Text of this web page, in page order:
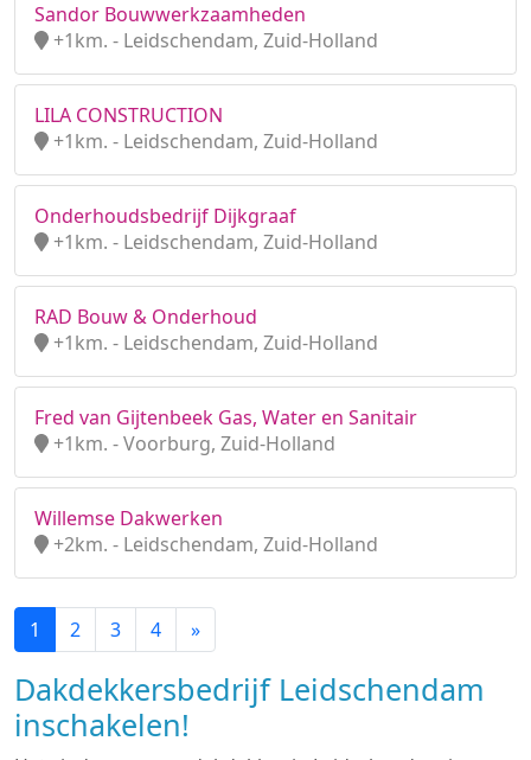
Sandor Bouwwerkzaamheden
+1km. - Leidschendam, Zuid-Holland
LILA CONSTRUCTION
+1km. - Leidschendam, Zuid-Holland
Onderhoudsbedrijf Dijkgraaf
+1km. - Leidschendam, Zuid-Holland
RAD Bouw & Onderhoud
+1km. - Leidschendam, Zuid-Holland
Fred van Gijtenbeek Gas, Water en Sanitair
+1km. - Voorburg, Zuid-Holland
Willemse Dakwerken
+2km. - Leidschendam, Zuid-Holland
1 2 3 4 »
Dakdekkersbedrijf Leidschendam
inschakelen!